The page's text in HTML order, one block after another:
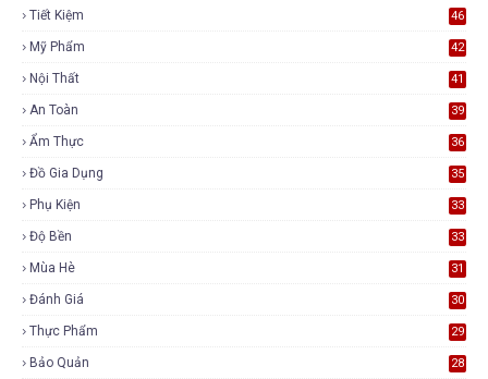
Tiết Kiệm 46
Mỹ Phẩm 42
Nội Thất 41
An Toàn 39
Ẩm Thực 36
Đồ Gia Dụng 35
Phụ Kiện 33
Độ Bền 33
Mùa Hè 31
Đánh Giá 30
Thực Phẩm 29
Bảo Quản 28